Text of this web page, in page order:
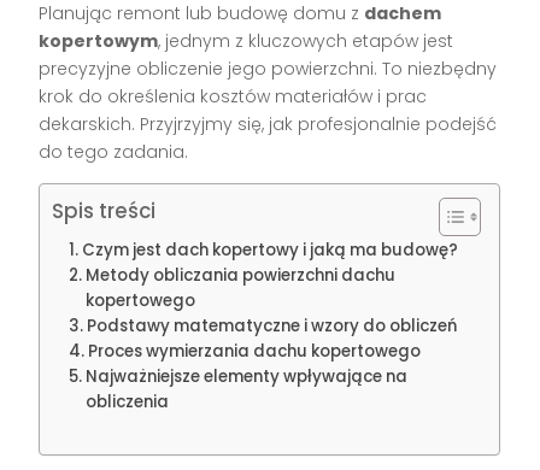
Planując remont lub budowę domu z dachem
kopertowym, jednym z kluczowych etapów jest
precyzyjne obliczenie jego powierzchni. To niezbędny
krok do określenia kosztów materiałów i prac
dekarskich. Przyjrzyjmy się, jak profesjonalnie podejść
do tego zadania.
Spis treści
Czym jest dach kopertowy i jaką ma budowę?
Metody obliczania powierzchni dachu
kopertowego
Podstawy matematyczne i wzory do obliczeń
Proces wymierzania dachu kopertowego
Najważniejsze elementy wpływające na
obliczenia